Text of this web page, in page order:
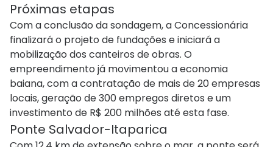
Próximas etapas
Com a conclusão da sondagem, a Concessionária
finalizará o projeto de fundações e iniciará a
mobilização dos canteiros de obras. O
empreendimento já movimentou a economia
baiana, com a contratação de mais de 20 empresas
locais, geração de 300 empregos diretos e um
investimento de R$ 200 milhões até esta fase.
Ponte Salvador-Itaparica